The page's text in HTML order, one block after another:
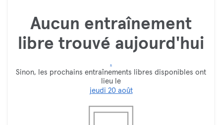
Aucun entraînement
libre trouvé aujourd'hui
.
Sinon, les prochains entraînements libres disponibles ont
lieu le
jeudi 20 août